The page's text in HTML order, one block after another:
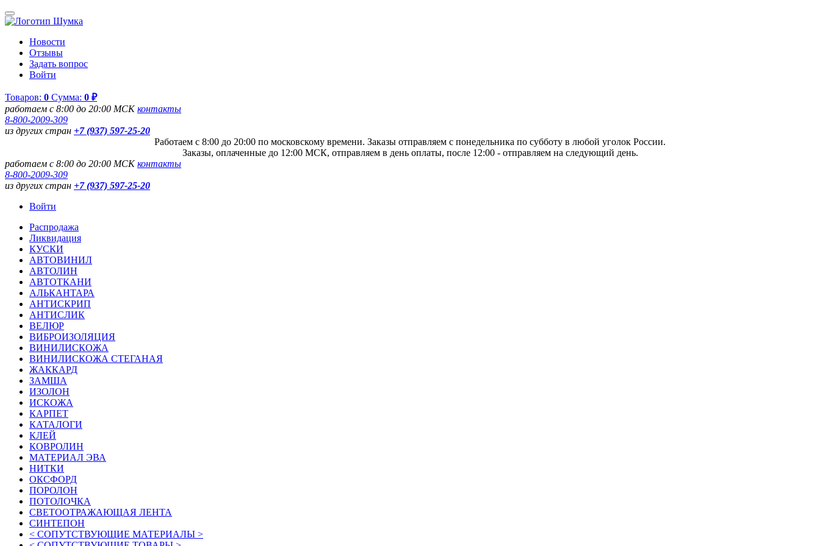
Новости
Отзывы
Задать вопрос
Войти
Товаров: 0 Сумма: 0 ₽
работаем с 8:00 до 20:00 МСКконтакты
8-800-2009-309
из других стран +7 (937) 597-25-20
Работаем с 8:00 до 20:00 по московскому времени. Заказы отправляем с понедельника по субботу в любой уголок России.
Заказы, оплаченные до 12:00 МСК, отправляем в день оплаты, после 12:00 - отправляем на следующий день.
работаем с 8:00 до 20:00 МСКконтакты
8-800-2009-309
из других стран +7 (937) 597-25-20
Войти
Распродажа
Ликвидация
КУСКИ
АВТОВИНИЛ
АВТОЛИН
АВТОТКАНИ
АЛЬКАНТАРА
АНТИСКРИП
АНТИСЛИК
ВЕЛЮР
ВИБРОИЗОЛЯЦИЯ
ВИНИЛИСКОЖА
ВИНИЛИСКОЖА СТЕГАНАЯ
ЖАККАРД
ЗАМША
ИЗОЛОН
ИСКОЖА
КАРПЕТ
КАТАЛОГИ
КЛЕЙ
КОВРОЛИН
МАТЕРИАЛ ЭВА
НИТКИ
ОКСФОРД
ПОРОЛОН
ПОТОЛОЧКА
СВЕТООТРАЖАЮЩАЯ ЛЕНТА
СИНТЕПОН
< СОПУТСТВУЮЩИЕ МАТЕРИАЛЫ >